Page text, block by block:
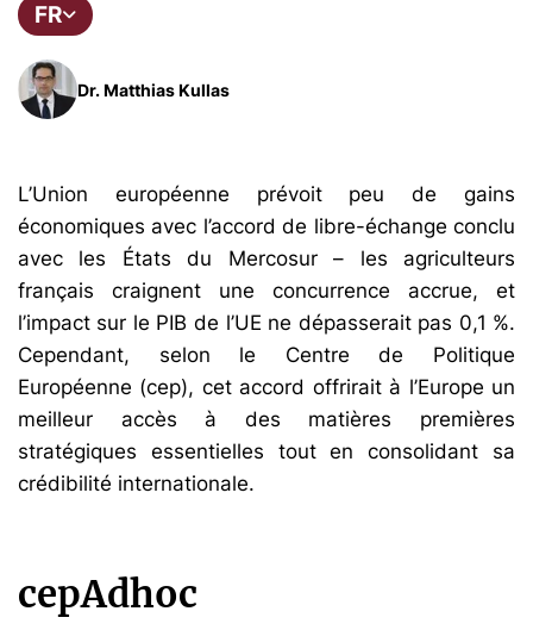
FR
Dr. Matthias Kullas
L’Union européenne prévoit peu de gains
économiques avec l’accord de libre-échange conclu
avec les États du Mercosur – les agriculteurs
français craignent une concurrence accrue, et
l’impact sur le PIB de l’UE ne dépasserait pas 0,1 %.
Cependant, selon le Centre de Politique
Européenne (cep), cet accord offrirait à l’Europe un
meilleur accès à des matières premières
stratégiques essentielles tout en consolidant sa
crédibilité internationale.
cepAdhoc